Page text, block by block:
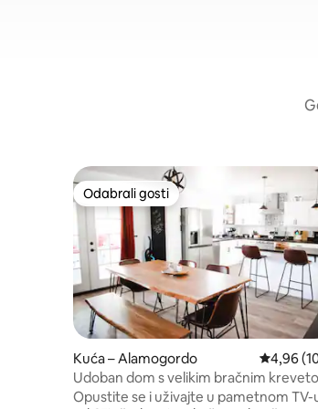
Odabrali gosti
Odabrali gosti
Kuća – Alamogordo
4,96
Udoban dom s velikim bračnim
i kinom
Opustite se i uživajte u pametnom TV-